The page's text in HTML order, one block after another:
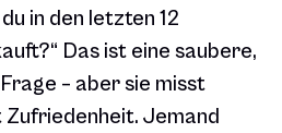
in den letzten 12
Das ist eine saubere,
– aber sie misst
Jemand